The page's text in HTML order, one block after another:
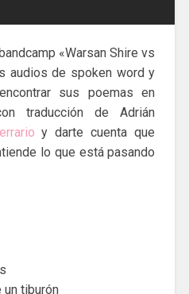
«Warsan Shire vs
audios de spoken word y
sus poemas en
traducción de Adrián
y darte cuenta que
lo que está pasando
un tiburón